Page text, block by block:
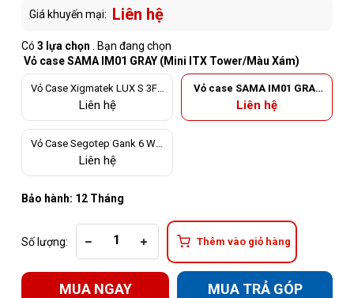
Giá khuyến mại: Liên hệ
Có 3 lựa chọn
. Bạn đang chọn
Vỏ case SAMA IM01 GRAY (Mini ITX Tower/Màu Xám)
Vỏ Case Xigmatek LUX S 3FX
(Mid Tower/Màu Đen)
Liên hệ
Vỏ case SAMA IM01 GRAY
(Mini ITX Tower/Màu Xám)
Liên hệ
Vỏ Case Segotep Gank 6 Whi
te (Mid Tower/Màu Trắng/No
Fan)
Liên hệ
Bảo hành: 12 Tháng
Số lượng: Thêm vào giỏ hàng
MUA NGAY MUA TRẢ GÓP